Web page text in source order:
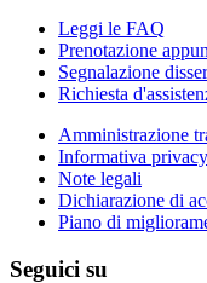
Leggi le FAQ
Prenotazione
Segnalazione
Richiesta
Amministrazione
Informativa privacy
Note legali
Dichiarazione di
Piano di
Seguici su